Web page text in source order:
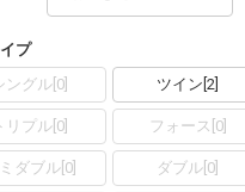
プ
ングル 0 ツイン [2
リプル 0 フォース 0]
ダブル[ 0] ダブル 0